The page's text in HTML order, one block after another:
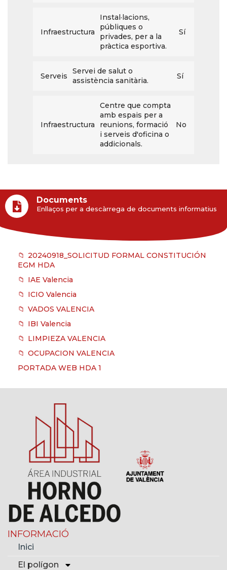
Infraestructura
Instal·lacions,
públiques o
privades, per a la
pràctica esportiva.
Sí
Serveis
Servei de salut o
assistència sanitària.
Sí
Infraestructura
Centre que compta
amb espais per a
reunions, formació
i serveis d'oficina o
addicionals.
No
Documents
Enllaços per a descàrrega de documents informatius
20240918_SOLICITUD FORMAL CONSTITUCIÓN
EGM HDA
IAE Valencia
ICIO Valencia
VADOS VALENCIA
IBI Valencia
LIMPIEZA VALENCIA
OCUPACION VALENCIA
PORTADA WEB HDA 1
INFORMACIÓ
Inici
El polígon